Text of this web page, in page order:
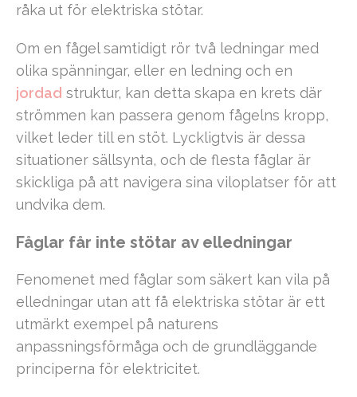
råka ut för elektriska stötar.
Om en fågel samtidigt rör två ledningar med
olika spänningar, eller en ledning och en
jordad struktur, kan detta skapa en krets där
strömmen kan passera genom fågelns kropp,
vilket leder till en stöt. Lyckligtvis är dessa
situationer sällsynta, och de flesta fåglar är
skickliga på att navigera sina viloplatser för att
undvika dem.
Fåglar får inte stötar av elledningar
Fenomenet med fåglar som säkert kan vila på
elledningar utan att få elektriska stötar är ett
utmärkt exempel på naturens
anpassningsförmåga och de grundläggande
principerna för elektricitet.